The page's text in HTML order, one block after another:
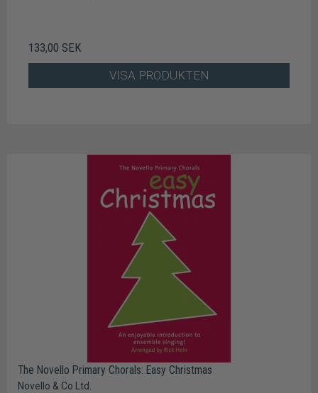
133,00 SEK
VISA PRODUKTEN
The Novello Primary Chorals: Easy Christmas
Novello & Co Ltd.